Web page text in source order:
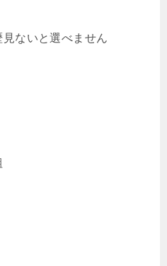
ないと選べません